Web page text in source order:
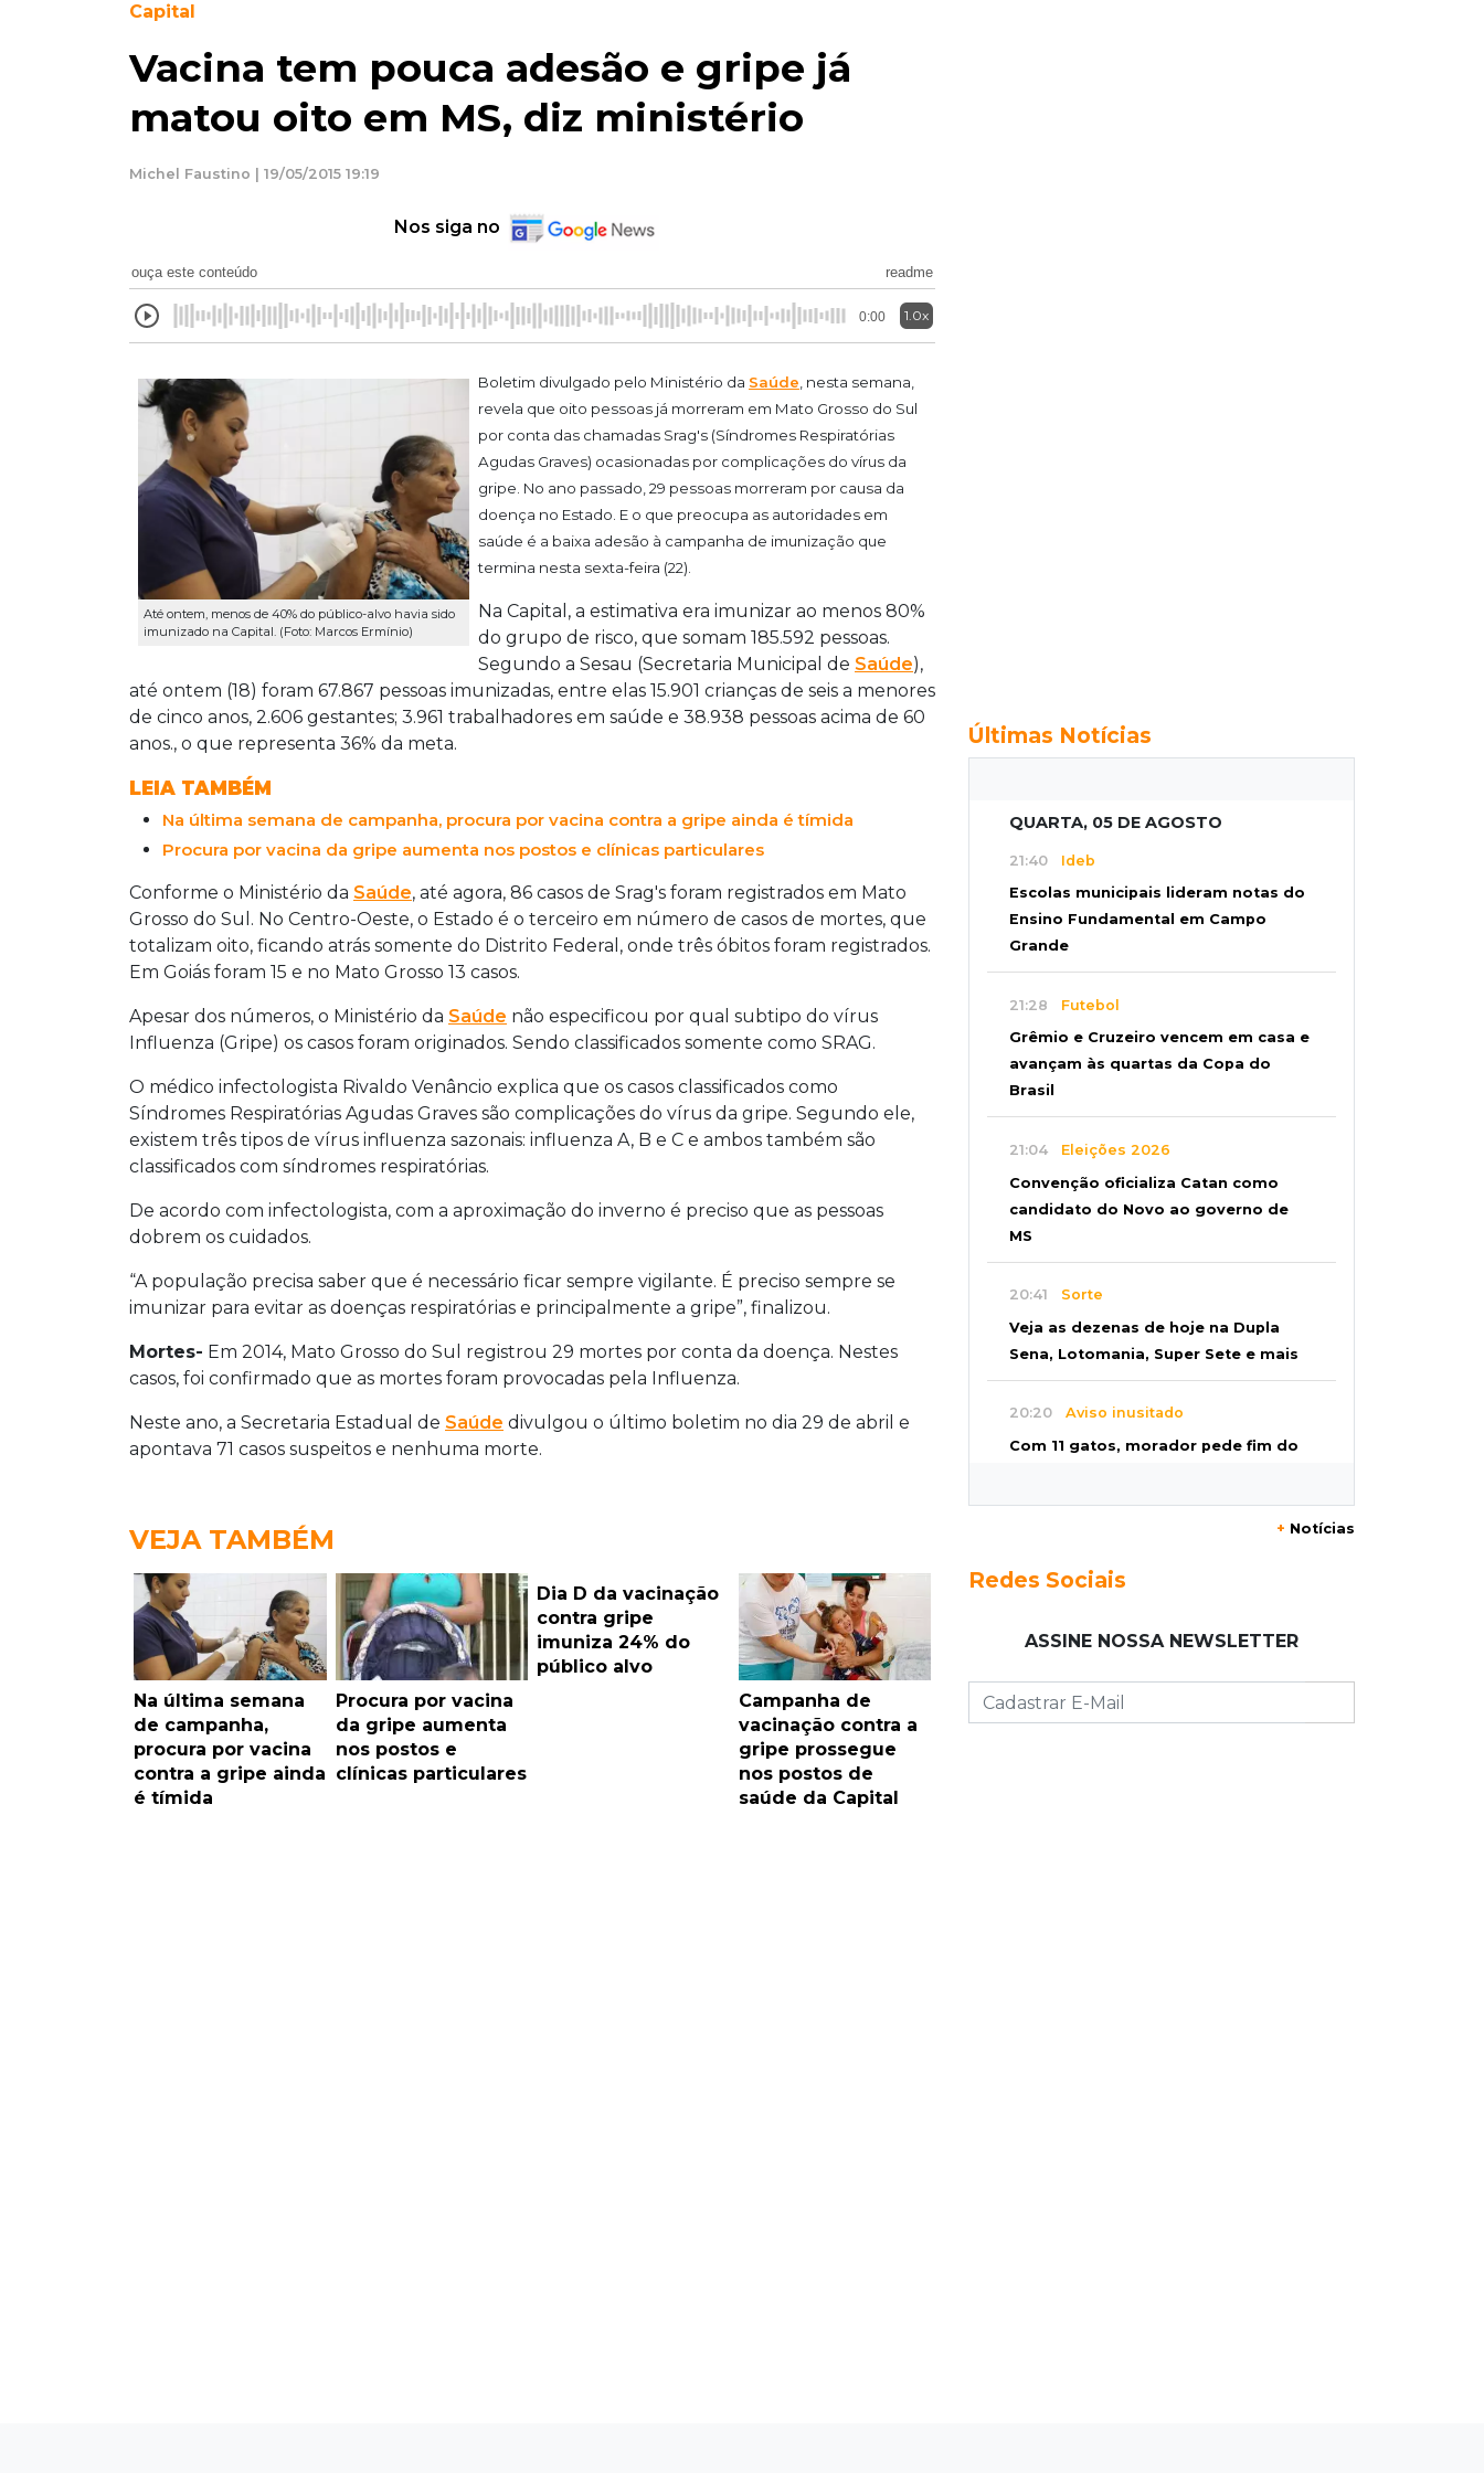
Capital
Vacina tem pouca adesão e gripe já
matou oito em MS, diz ministério
Michel Faustino | 19/05/2015 19:19
Nos siga no
ouça este conteúdo readme
0:00 1.0x
Até ontem, menos de 40% do público-alvo havia sido
imunizado na Capital. (Foto: Marcos Ermínio)
Boletim divulgado pelo Ministério da Saúde , nesta semana,
revela que oito pessoas já morreram em Mato Grosso do Sul
por conta das chamadas Srag's (Síndromes Respiratórias
Agudas Graves) ocasionadas por complicações do vírus da
gripe. No ano passado, 29 pessoas morreram por causa da
doença no Estado. E o que preocupa as autoridades em
saúde é a baixa adesão à campanha de imunização que
termina nesta sexta-feira (22).
Na Capital, a estimativa era imunizar ao menos 80%
do grupo de risco, que somam 185.592 pessoas.
Segundo a Sesau (Secretaria Municipal de Saúde),
até ontem (18) foram 67.867 pessoas imunizadas, entre elas 15.901 crianças de seis a menores
de cinco anos, 2.606 gestantes; 3.961 trabalhadores em saúde e 38.938 pessoas acima de 60
anos., o que representa 36% da meta.
LEIA TAMBÉM
Na última semana de campanha, procura por vacina contra a gripe ainda é tímida
Procura por vacina da gripe aumenta nos postos e clínicas particulares
Conforme o Ministério da Saúde, até agora, 86 casos de Srag's foram registrados em Mato
Grosso do Sul. No Centro-Oeste, o Estado é o terceiro em número de casos de mortes, que
totalizam oito, ficando atrás somente do Distrito Federal, onde três óbitos foram registrados.
Em Goiás foram 15 e no Mato Grosso 13 casos.
Apesar dos números, o Ministério da Saúde não especificou por qual subtipo do vírus
Influenza (Gripe) os casos foram originados. Sendo classificados somente como SRAG.
O médico infectologista Rivaldo Venâncio explica que os casos classificados como
Síndromes Respiratórias Agudas Graves são complicações do vírus da gripe. Segundo ele,
existem três tipos de vírus influenza sazonais: influenza A, B e C e ambos também são
classificados com síndromes respiratórias.
De acordo com infectologista, com a aproximação do inverno é preciso que as pessoas
dobrem os cuidados.
“A população precisa saber que é necessário ficar sempre vigilante. É preciso sempre se
imunizar para evitar as doenças respiratórias e principalmente a gripe”, finalizou.
Mortes- Em 2014, Mato Grosso do Sul registrou 29 mortes por conta da doença. Nestes
casos, foi confirmado que as mortes foram provocadas pela Influenza.
Neste ano, a Secretaria Estadual de Saúde divulgou o último boletim no dia 29 de abril e
apontava 71 casos suspeitos e nenhuma morte.
VEJA TAMBÉM
Na última semana
de campanha,
procura por vacina
contra a gripe ainda
é tímida
Procura por vacina
da gripe aumenta
nos postos e
clínicas particulares
Dia D da vacinação
contra gripe
imuniza 24% do
público alvo
Campanha de
vacinação contra a
gripe prossegue
nos postos de
saúde da Capital
Últimas Notícias
QUARTA, 05 DE AGOSTO
21:40 Ideb
Escolas municipais lideram notas do
Ensino Fundamental em Campo
Grande
21:28 Futebol
Grêmio e Cruzeiro vencem em casa e
avançam às quartas da Copa do
Brasil
21:04 Eleições 2026
Convenção oficializa Catan como
candidato do Novo ao governo de
MS
20:41 Sorte
Veja as dezenas de hoje na Dupla
Sena, Lotomania, Super Sete e mais
20:20 Aviso inusitado
Com 11 gatos, morador pede fim do
Ex-PM deixa prisão para tratamento
Júri condena a 25 anos homem que
+ Notícias
Redes Sociais
ASSINE NOSSA NEWSLETTER